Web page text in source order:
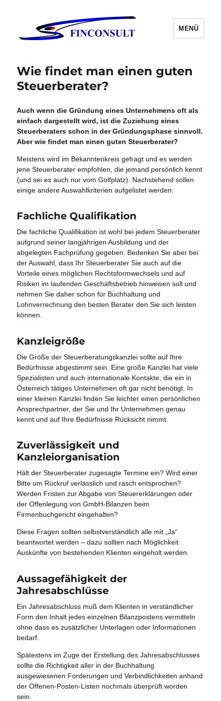
MENÜ
Wie findet man einen guten
Steuerberater?
Auch wenn die Gründung eines Unternehmens oft als
einfach dargestellt wird, ist die Zuziehung eines
Steuerberaters schon in der Gründungsphase sinnvoll.
Aber wie findet man einen guten Steuerberater?
Meistens wird im Bekanntenkreis gefragt und es werden
jene Steuerberater empfohlen, die jemand persönlich kennt
(und sei es auch nur vom Golfplatz). Nachstehend sollen
einige andere Auswahlkriterien aufgelistet werden:
Fachliche Qualifikation
Die fachliche Qualifikation ist wohl bei jedem Steuerberater
aufgrund seiner langjährigen Ausbildung und der
abgelegten Fachprüfung gegeben. Bedenken Sie aber bei
der Auswahl, dass Ihr Steuerberater Sie auch auf die
Vorteile eines möglichen Rechtsformwechsels und auf
Risiken im laufenden Geschäftsbetrieb hinweisen soll und
nehmen Sie daher schon für Buchhaltung und
Lohnverrechnung den besten Berater den Sie sich leisten
können.
Kanzleigröße
Die Größe der Steuerberatungskanzlei sollte auf Ihre
Bedürfnisse abgestimmt sein. Eine große Kanzlei hat viele
Spezialisten und auch internationale Kontakte, die ein in
Österreich tätiges Unternehmen oft gar nicht benötigt. In
einer kleinen Kanzlei finden Sie leichter einen persönlichen
Ansprechpartner, der Sie und Ihr Unternehmen genau
kennt und auf Ihre Bedürfnisse Rücksicht nimmt.
Zuverlässigkeit und
Kanzleiorganisation
Hält der Steuerberater zugesagte Termine ein? Wird einer
Bitte um Rückruf verlässlich und rasch entsprochen?
Werden Fristen zur Abgabe von Steuererklärungen oder
der Offenlegung von GmbH-Bilanzen beim
Firmenbuchgericht eingehalten?
Diese Fragen sollten selbstverständlich alle mit „Ja“
beantwortet werden – dazu sollten nach Möglichkeit
Auskünfte von bestehenden Klienten eingeholt werden.
Aussagefähigkeit der
Jahresabschlüsse
Ein Jahresabschluss muß dem Klienten in verständlicher
Form den Inhalt jedes einzelnen Bilanzpostens vermitteln
ohne dass es zusätzlicher Unterlagen oder Informationen
bedarf.
Spätestens im Zuge der Erstellung des Jahresabschlusses
sollte die Richtigkeit aller in der Buchhaltung
ausgewiesenen Forderungen und Verbindlichkeiten anhand
der Offenen-Posten-Listen nochmals überprüft worden
sein.